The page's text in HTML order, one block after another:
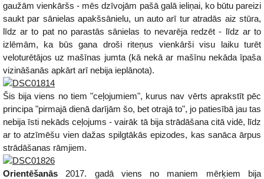
gaužām vienkāršs - mēs dzīvojām pašā galā ieliņai, ko būtu pareizi
saukt par sānielas apakšsānielu, un auto arī tur atradās aiz stūra,
līdz ar to pat no parastās sānielas to nevarēja redzēt - līdz ar to
izlēmām, ka būs gana droši riteņus vienkārši visu laiku turēt
veloturētājos uz mašīnas jumta (kā nekā ar mašīnu nekāda īpaša
vizināšanās apkārt arī nebija ieplānota).
Šis bija viens no tiem "ceļojumiem", kurus nav vērts aprakstīt pēc
principa "pirmajā dienā darījām šo, bet otrajā to", jo patiesībā jau tas
nebija īsti nekāds ceļojums - vairāk tā bija strādāšana citā vidē, līdz
ar to atzīmēšu vien dažas spilgtākās epizodes, kas sanāca ārpus
strādāšanas rāmjiem.
Orientēšanās 2017. gadā viens no maniem mērķiem bija